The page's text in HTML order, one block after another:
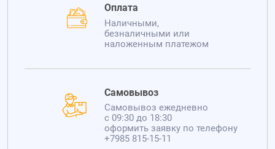
Оплата
Наличными,
безналичными или
наложенным платежом
Самовывоз
Самовывоз ежедневно
с 09:30 до 18:30
оформить заявку по телефону
+7985 815-15-11